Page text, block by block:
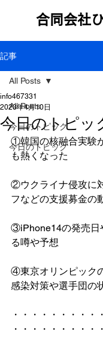
合同会社
記事
All Posts
今日のトピック
今日のトピック
All Posts
今日のトピッ
info467331
2023年4月10日
①韓国の核融合実験
も熱くなった
②ウクライナ侵攻に
フなどの支援募金の
③iPhone14の発売日
る噂や予想
④東京オリンピック
感染対策や選手団の
・・・・・・・・・
・・・・・・・・・